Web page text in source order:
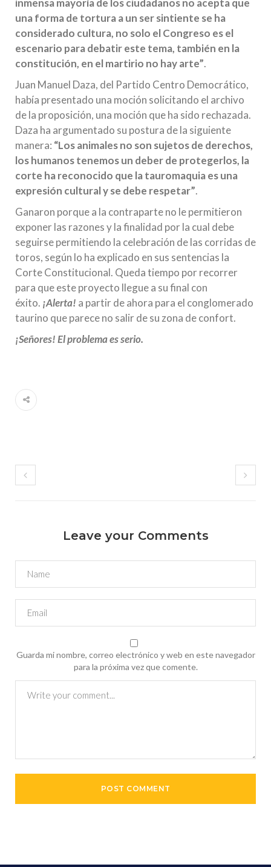
inmensa mayoría de los ciudadanos no acepta que
una forma de tortura a un ser sintiente se ha
considerado cultura, no solo el Congreso es el
escenario para debatir este tema, también en la
constitución, en el martirio no hay arte”.
Juan Manuel Daza, del Partido Centro Democrático,
había presentado una moción solicitando el archivo
de la proposición, una moción que ha sido rechazada.
Daza ha argumentado su postura de la siguiente
manera: “Los animales no son sujetos de derechos,
los humanos tenemos un deber de protegerlos, la
corte ha reconocido que la tauromaquia es una
expresión cultural y se debe respetar”.
Ganaron porque a la contraparte no le permitieron
exponer las razones y la finalidad por la cual debe
seguirse permitiendo la celebración de las corridas de
toros, según lo ha explicado en sus sentencias la
Corte Constitucional. Queda tiempo por recorrer
para que este proyecto llegue a su final con
éxito. ¡Alerta! a partir de ahora para el conglomerado
taurino que parece no salir de su zona de confort.
¡Señores! El problema es serio.
Leave your Comments
Guarda mi nombre, correo electrónico y web en este navegador
para la próxima vez que comente.